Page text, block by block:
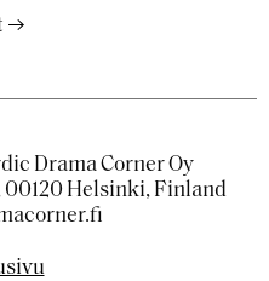
Drama Corner Oy
00120 Helsinki, Finland